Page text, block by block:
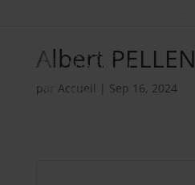
Albert PELLEN
par Accueil | Sep 16, 2024